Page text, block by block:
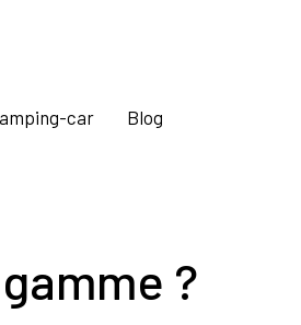
car Blog
?